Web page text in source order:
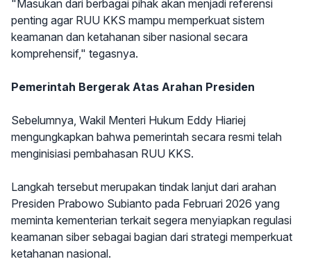
"Masukan dari berbagai pihak akan menjadi referensi
penting agar RUU KKS mampu memperkuat sistem
keamanan dan ketahanan siber nasional secara
komprehensif," tegasnya.
Pemerintah Bergerak Atas Arahan Presiden
Sebelumnya, Wakil Menteri Hukum Eddy Hiariej
mengungkapkan bahwa pemerintah secara resmi telah
menginisiasi pembahasan RUU KKS.
Langkah tersebut merupakan tindak lanjut dari arahan
Presiden Prabowo Subianto pada Februari 2026 yang
meminta kementerian terkait segera menyiapkan regulasi
keamanan siber sebagai bagian dari strategi memperkuat
ketahanan nasional.